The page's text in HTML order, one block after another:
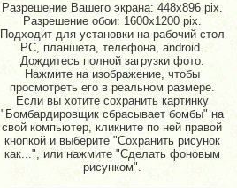
Разрешение Вашего экрана:448x896 pix.
Разрешение обои: 1600x1200 pix.
Подходит для установки на рабочий стол
PC, планшета, телефона, android.
Дождитесь полной загрузки фото.
Нажмите на изображение, чтобы
просмотреть его в реальном размере.
Если вы хотите сохранить картинку
"Бомбардировщик сбрасывает бомбы" на
свой компьютер, кликните по ней правой
кнопкой и выберите "Сохранить рисунок
как...", или нажмите "Сделать фоновым
рисунком".